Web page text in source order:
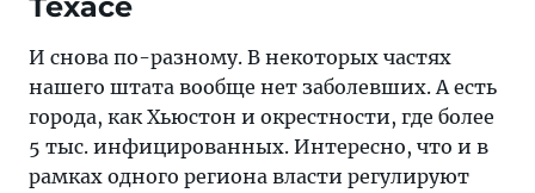
И снова по-разному. В некоторых частях
нашего штата вообще нет заболевших. А есть
города, как Хьюстон и окрестности, где более
5 тыс. инфицированных. Интересно, что и в
рамках одного региона власти регулируют